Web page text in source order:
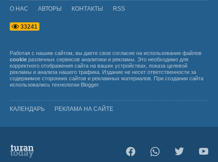
О НАС АВТОРЫ КОНТАКТЫ RSS
33241
Работая с нашим сайтом, вы даете свое согласие на использование файлов
cookie различных сервисов аналитики и рекламы. Это необходимо для
корректного отображения сайта на ваших устройствах, показа целевой
рекламы и анализа нашего трафика. Издание не несет ответственности за
содержимое сторонних сайтов и рекламных материалов. При создании сайта
использовались технологии Blogger.
КАЛЕНДАРЬ РЕКЛАМА НА САЙТЕ